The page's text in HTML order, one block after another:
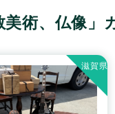
術、仏像」
滋賀県